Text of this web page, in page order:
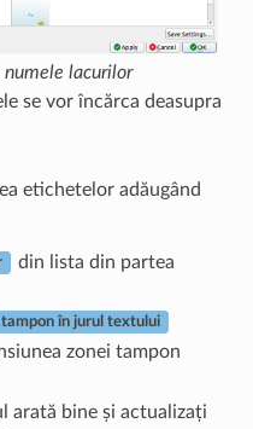
numele lacurilor
se vor încărca deasupra
etichetelor adăugând
din lista din partea
tampon în jurul textului
zonei tampon
arată bine și actualizați